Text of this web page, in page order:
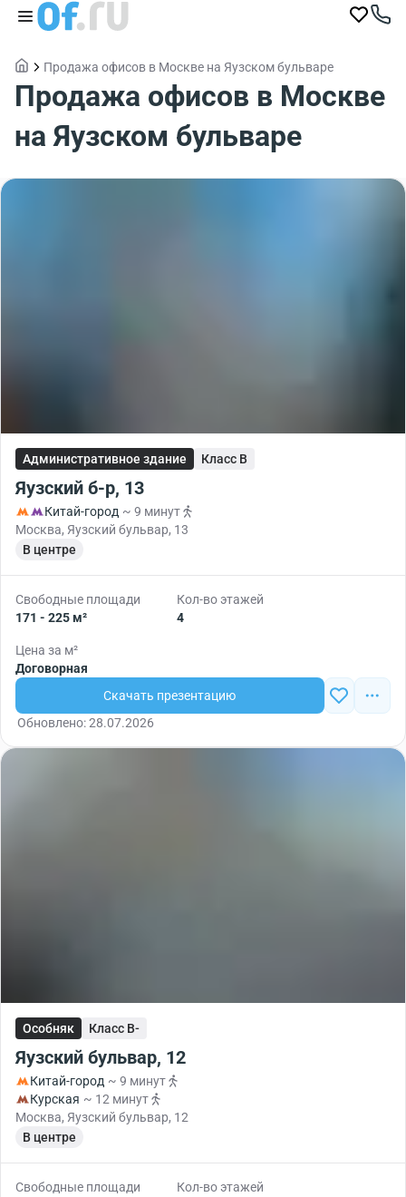
Продажа офисов в Москве на Яузском бульваре
Продажа офисов в Москве
на Яузском бульваре
Административное здание Класс B
Яузский б-р, 13
Китай-город ~ 9 минут
Москва, Яузский бульвар, 13
В центре
Свободные площади
171 - 225 м²
Кол-во этажей
4
Цена за м²
Договорная
Скачать презентацию
Обновлено: 28.07.2026
Особняк Класс B-
Яузский бульвар, 12
Китай-город ~ 9 минут
Курская ~ 12 минут
Москва, Яузский бульвар, 12
В центре
Свободные площади
Кол-во этажей